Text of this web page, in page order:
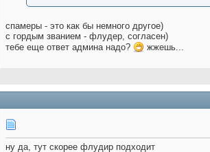
спамеры - это как бы немного другое)
с гордым званием - флудер, согласен)
тебе еще ответ админа надо?
жжешь...
ну да, тут скорее флудир подходит